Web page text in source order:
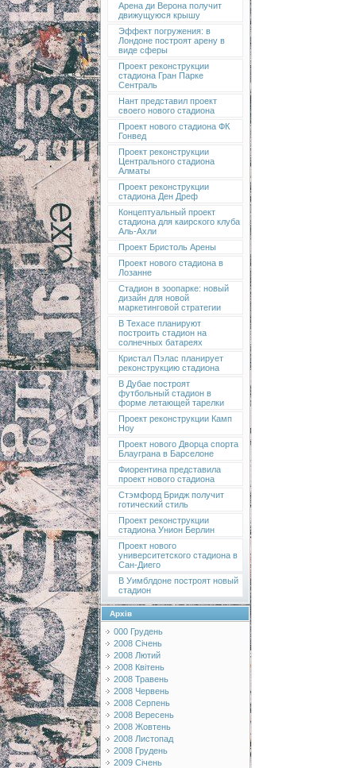
Арена ди Верона получит
движущуюся крышу
Эффект погружения: в
Лондоне построят арену в
виде сферы
Проект реконструкции
стадиона Гран Парке
Сентраль
Нант представил проект
своего нового стадиона
Проект нового стадиона ФК
Гонвед
Проект реконструкции
Центрального стадиона
Алматы
Проект реконструкции
стадиона Ден Дреф
Концептуальный проект
стадиона для каирского клуба
Аль-Ахли
Проект Бристоль Арены
Проект нового стадиона в
Лозанне
Стадион в зоопарке: новый
дизайн для новой
маркетинговой стратегии
В Техасе планируют
построить стадион на
солнечных батареях
Кристал Пэлас планирует
реконструкцию стадиона
В Дубае построят
футбольный стадион в
форме летающей тарелки
Проект реконструкции Камп
Ноу
Проект нового Дворца спорта
Блауграна в Барселоне
Фиорентина представила
проект нового стадиона
Стэмфорд Бридж получит
готический стиль
Проект реконструкции
стадиона Унион Берлин
Проект нового
университетского стадиона в
Сан-Диего
В Уимблдоне построят новый
стадион
Архів
000 Грудень
2008 Січень
2008 Лютий
2008 Квітень
2008 Травень
2008 Червень
2008 Серпень
2008 Вересень
2008 Жовтень
2008 Листопад
2008 Грудень
2009 Січень